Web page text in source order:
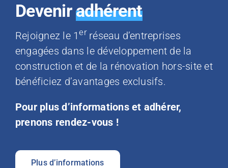
Deveniradhérent
Rejoignez le 1er réseau d’entreprises
engagées dans le développement de la
construction et de la rénovation hors-site et
bénéficiez d’avantages exclusifs.
Pour plus d’informations et adhérer,
prenons rendez-vous !
Plus d’informations